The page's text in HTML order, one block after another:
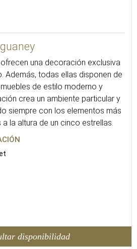
una decoración exclusiva
Además, todas ellas disponen de
de estilo moderno y
crea un ambiente particular y
siempre con los elementos más
la altura de un cinco estrellas.
disponibilidad